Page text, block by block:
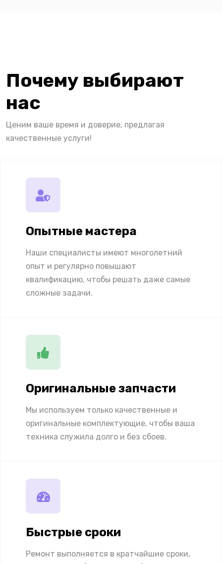
Почему выбирают
нас
Ценим ваше время и доверие, предлагая
качественные услуги!
Опытные мастера
Наши специалисты имеют многолетний
опыт и регулярно повышают
квалификацию, чтобы решать даже самые
сложные задачи.
Оригинальные запчасти
Мы используем только качественные и
оригинальные комплектующие, чтобы ваша
техника служила долго и без сбоев.
Быстрые сроки
Ремонт выполняется в кратчайшие сроки,